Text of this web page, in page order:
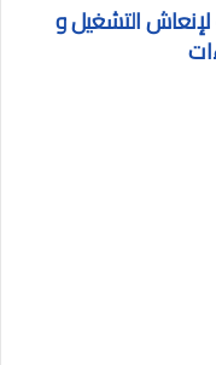
لإنعاش التشغيل و